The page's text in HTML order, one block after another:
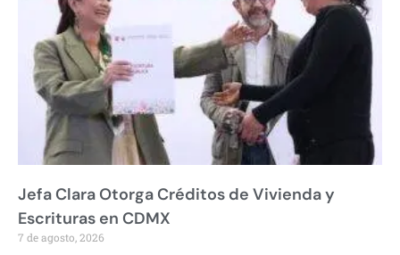
Jefa Clara Otorga Créditos de Vivienda y
Escrituras en CDMX
7 de agosto, 2026